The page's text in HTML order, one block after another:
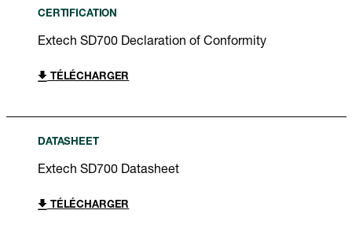
CERTIFICATION
Extech SD700 Declaration of Conformity
TÉLÉCHARGER
DATASHEET
Extech SD700 Datasheet
TÉLÉCHARGER